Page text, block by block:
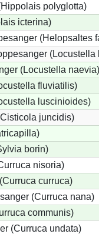
polyglotta)
icterina)
(Helopsaltes
(Locustella
(Locustella naevia)
fluviatilis)
luscinioides)
juncidis)
borin)
nisoria)
curruca)
(Curruca nana)
communis)
(Curruca undata)